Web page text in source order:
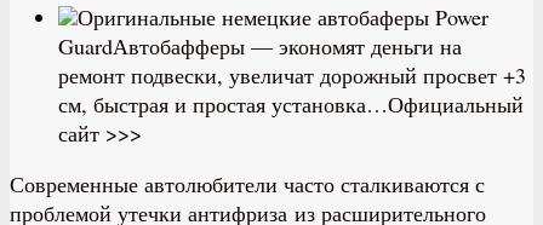
Оригинальные немецкие автобаферы Power
GuardАвтобафферы — экономят деньги на
ремонт подвески, увеличат дорожный просвет +3
см, быстрая и простая установка…Официальный
сайт >>>
Современные автолюбители часто сталкиваются с
проблемой утечки антифриза из расширительного